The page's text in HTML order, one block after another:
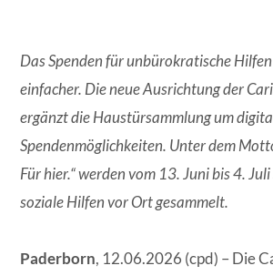
Das Spenden für unbürokratische
einfacher. Die neue Ausrichtung der
ergänzt die Haustürsammlung um
Spendenmöglichkeiten. Unter dem
Für hier.“ werden vom 13. Juni bis 4.
soziale Hilfen vor Ort gesammelt.
Paderborn, 12.06.2026 (cpd) – Die